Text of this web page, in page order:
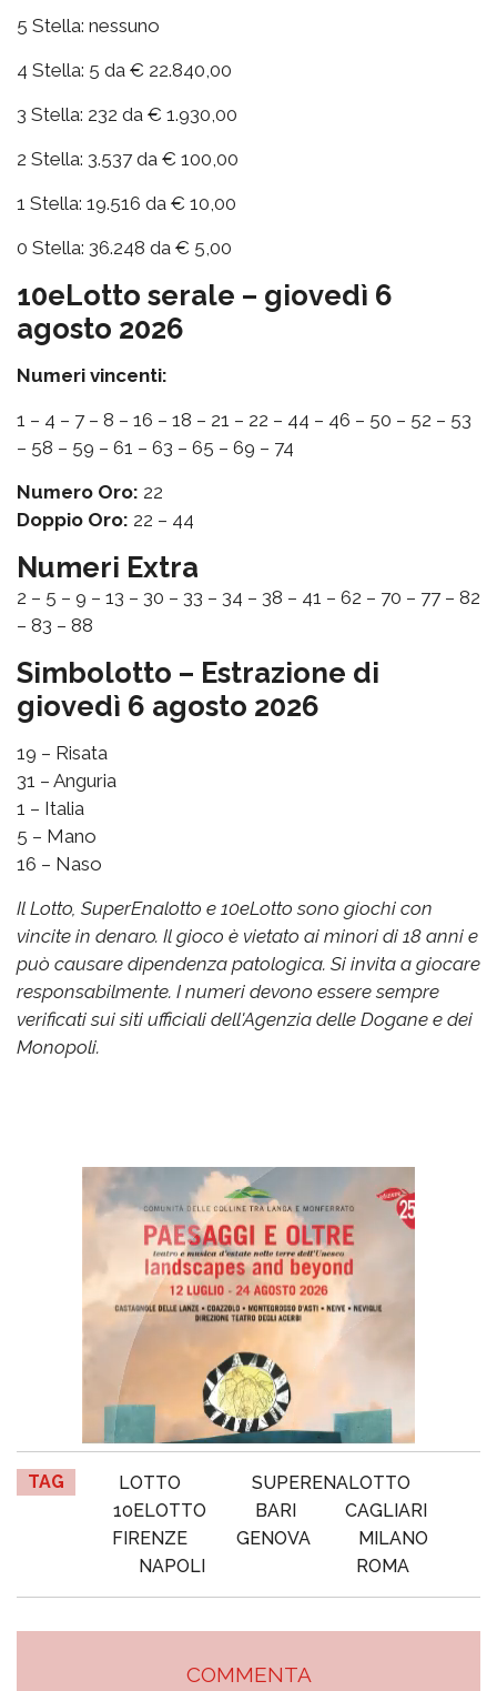
5 Stella: nessuno
4 Stella: 5 da € 22.840,00
3 Stella: 232 da € 1.930,00
2 Stella: 3.537 da € 100,00
1 Stella: 19.516 da € 10,00
0 Stella: 36.248 da € 5,00
10eLotto serale – giovedì 6
agosto 2026
Numeri vincenti:
1 – 4 – 7 – 8 – 16 – 18 – 21 – 22 – 44 – 46 – 50 – 52 – 53
– 58 – 59 – 61 – 63 – 65 – 69 – 74
Numero Oro: 22
Doppio Oro: 22 – 44
Numeri Extra
2 – 5 – 9 – 13 – 30 – 33 – 34 – 38 – 41 – 62 – 70 – 77 – 82
– 83 – 88
Simbolotto – Estrazione di
giovedì 6 agosto 2026
19 – Risata
31 – Anguria
1 – Italia
5 – Mano
16 – Naso
Il Lotto, SuperEnalotto e 10eLotto sono giochi con
vincite in denaro. Il gioco è vietato ai minori di 18 anni e
può causare dipendenza patologica. Si invita a giocare
responsabilmente. I numeri devono essere sempre
verificati sui siti ufficiali dell'Agenzia delle Dogane e dei
Monopoli.
TAG LOTTO
SUPERENALOTTO
10ELOTTO
BARI
CAGLIARI
FIRENZE
GENOVA
MILANO
NAPOLI
ROMA
COMMENTA